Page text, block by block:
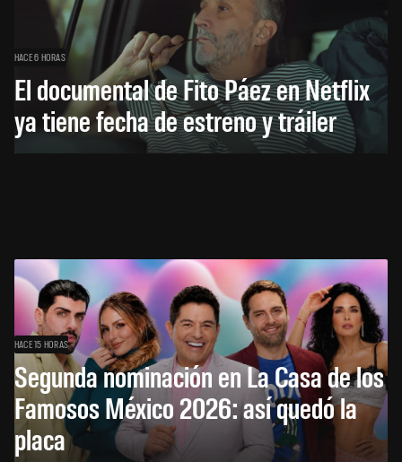
HACE 6 HORAS
El documental de Fito Páez en Netflix
ya tiene fecha de estreno y tráiler
HACE 15 HORAS
Segunda nominación en La Casa de los
Famosos México 2026: así quedó la
placa